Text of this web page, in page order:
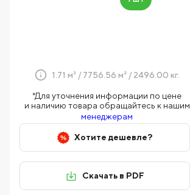
1.71 м³ / 7756.56 м² / 2496.00 кг.
*Для уточнения информации по цене
и наличию товара обращайтесь к нашим
менеджерам
Хотите дешевле?
Скачать в PDF